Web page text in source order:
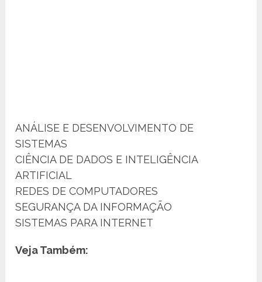
ANÁLISE E DESENVOLVIMENTO DE
SISTEMAS
CIÊNCIA DE DADOS E INTELIGÊNCIA
ARTIFICIAL
REDES DE COMPUTADORES
SEGURANÇA DA INFORMAÇÃO
SISTEMAS PARA INTERNET
Veja Também: